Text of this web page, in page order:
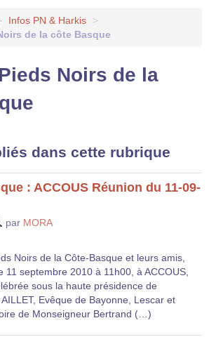
Infos PN & Harkis
>
de la côte Basque
Noirs de la
dans cette rubrique
: ACCOUS Réunion du 11-09-
par MORA
Noirs de la Côte-Basque et leurs amis,
11 septembre 2010 à 11h00, à ACCOUS,
sous la haute présidence de
Evêque de Bayonne, Lescar et
de Monseigneur Bertrand (…)